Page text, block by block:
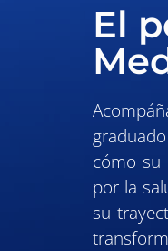
El
cómo su
por la
su